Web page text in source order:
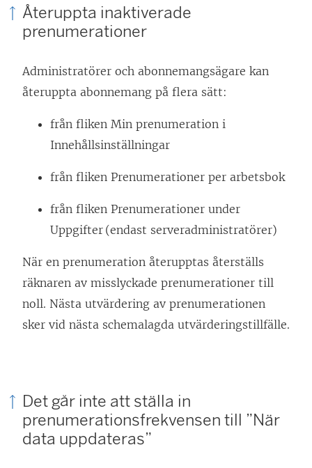
Återuppta inaktiverade
prenumerationer
Administratörer och abonnemangsägare kan
återuppta abonnemang på flera sätt:
från fliken Min prenumeration i
Innehållsinställningar
från fliken Prenumerationer per arbetsbok
från fliken Prenumerationer under
Uppgifter (endast serveradministratörer)
När en prenumeration återupptas återställs
räknaren av misslyckade prenumerationer till
noll. Nästa utvärdering av prenumerationen
sker vid nästa schemalagda utvärderingstillfälle.
Det går inte att ställa in
prenumerationsfrekvensen till ”När
data uppdateras”